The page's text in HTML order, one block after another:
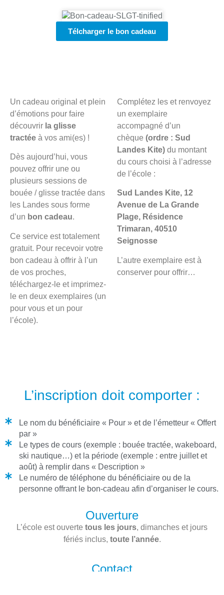
Télcharger le bon cadeau
Un cadeau original et plein
d’émotions pour faire
découvrir la glisse
tractée à vos ami(es) !
Dès aujourd’hui, vous
pouvez offrir une ou
plusieurs sessions de
bouée / glisse tractée dans
les Landes sous forme
d’un bon cadeau.
Ce service est totalement
gratuit. Pour recevoir votre
bon cadeau à offrir à l’un
de vos proches,
téléchargez-le et imprimez-
le en deux exemplaires (un
pour vous et un pour
l’école).
Complétez les et renvoyez
un exemplaire
accompagné d’un
chèque (ordre : Sud
Landes Kite) du montant
du cours choisi à l’adresse
de l’école :
Sud Landes Kite, 12
Avenue de La Grande
Plage, Résidence
Trimaran, 40510
Seignosse
L’autre exemplaire est à
conserver pour offrir…
L’inscription doit comporter :
Le nom du bénéficiaire « Pour » et de l’émetteur « Offert
par »
Le types de cours (exemple : bouée tractée, wakeboard,
ski nautique…) et la période (exemple : entre juillet et
août) à remplir dans « Description »
Le numéro de téléphone du bénéficiaire ou de la
personne offrant le bon‐cadeau afin d’organiser le cours.
Ouverture
L’école est ouverte tous les jours, dimanches et jours
fériés inclus, toute l’année.
Contact